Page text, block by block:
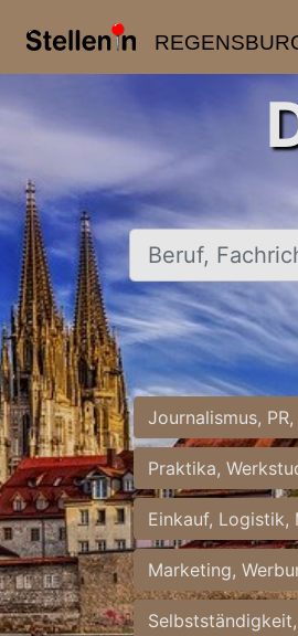
Beruf, Fachrichtung,
Journalismus,
Praktika,
Einkauf,
Marketing,